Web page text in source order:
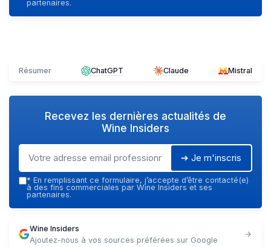
partenaires.
Résumer ChatGPT Claude Mistral
Recevez les dernières actualités de
Wine Insiders
➔ Je m'inscris
* En remplissant ce formulaire, j’accepte d’être contacté(e)
à des fins commerciales par Wine Insiders et ses
partenaires.
Wine Insiders
Ajoutez-nous à vos sources préférées sur Google